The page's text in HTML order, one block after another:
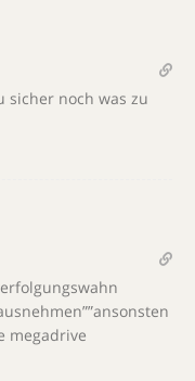
sicher noch was zu
megadrive